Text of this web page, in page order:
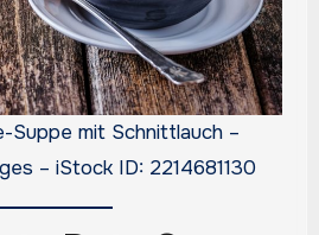
Suppe mit Schnittlauch –
– iStock ID: 2214681130